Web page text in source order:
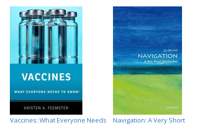
Vaccines: What Everyone Needs
Navigation: A Very Short